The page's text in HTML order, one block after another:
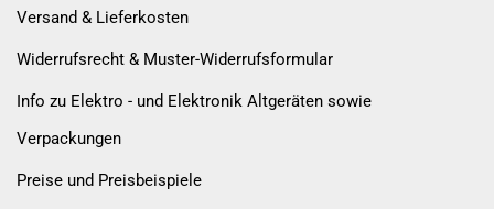
Versand & Lieferkosten
Widerrufsrecht & Muster-Widerrufsformular
Info zu Elektro - und Elektronik Altgeräten sowie
Verpackungen
Preise und Preisbeispiele